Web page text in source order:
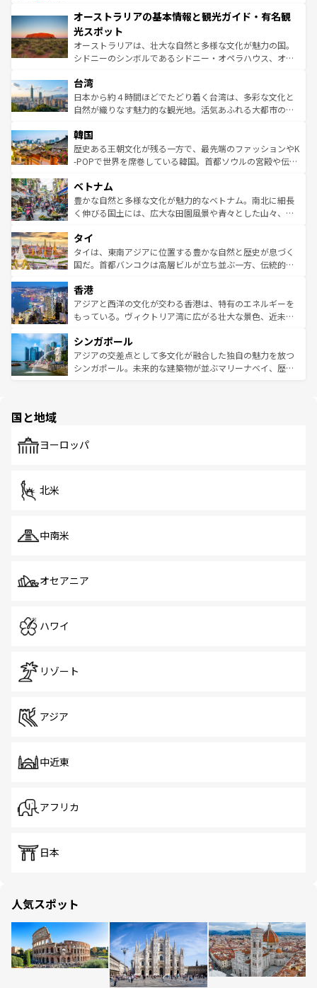
部のニューオーリンズでは、音楽と美食が融合した独特の
文化が魅力。旅行者はアメリカの各地域で異なる魅力を楽
しみながら、その多様性と豊かな歴史を感じることができ
るだろう。車でのロードトリップや列車の旅も、アメリカ
情報は
ワイ島は見逃せない。また、定番の観光地といえばオアフ
島だが、静かな自然を求めるならマウイ島やカウアイ島が
おすすめ。エメラルドグリーンに輝く海をはじめ、豊かな
文化や歴史が息づいている。「アロハスピリット」と呼ば
人々、おいしいローカルフードやハワイアンミュージッ
ク、伝統的なフラダンスなど、すべてがハワイの魅力を彩
っている。訪れるたびに新しい発見と感動が待っているハ
はコンテンツ一覧
オーストラリアの基本情報と観光ガイド・有名観
光スポット
オーストラリアは、壮大な自然と多様な文化が魅力の国。
シドニーのシンボルであるシドニー・オペラハウス、オー
リアリーフや大陸中央部にそびえるウルル（エアーズロッ
ク）、タスマニアの美しい原生林やケアンズの熱帯雨林な
ど、見どころがたくさん。また、カフェやワイン、オージ
いる。アクティビティも充実しており、サーフィンやダイ
ビング、ハイキングなど、アウトドア好きにはたまらな
い。オーストラリアの多彩な魅力を存分に味わいつくそ
参照してほしい。
台湾
日本から約４時間ほどでたどり着く台湾は、多彩な文化と
自然が織りなす魅力的な観光地。活気あふれる大都市の台
ン）、静ひつな山岳地帯である台湾東部など、都市の喧騒
と山間の静けさが共存しており、訪れる人に新しい発見と
驚きをもたらしてくれる。また、奥深い台湾の食文化も魅
容にもいいと評判のスイーツなど、バラエティ豊かな料理
が味わえる。 なお、新着の台湾情報は コンテンツ一覧を参
照してほしい。
韓国
歴史ある王朝文化が残る一方で、最先端のファッションやK
-POPで世界を席巻している韓国。首都ソウルの宮殿や伝統
き、地方に足を延ばせば四季折々の自然美を楽しむことが
できる。そして、キムチや焼肉、絶品のストリートフード
まで、さまざまな韓国料理が待っている。夜には、韓国な
リティに包まれながら、韓国の多彩な魅力を心ゆくまで味
わってみてほしい。 なお、新着の韓国情報はコンテンツ一
覧を参照してほしい。
ベトナム
豊かな自然と多様な文化が魅力的なベトナム。南北に細長
く伸びる国土には、広大な田園風景や青々とした山々、世
急速な発展と共に伝統が息づく。ハノイの古い町並みやホ
ーチミン市のフランス統治時代の建物も、独特の雰囲気を
醸し出している。また、バラエティの豊かさとおいしさで
とつ。フォーやバインミー、ベトナムコーヒーなどは、ぜ
ひ現地で味わいたい。どの地域を訪れてもあたたかい人々
が旅行者を迎えてくれるので、きっと忘れられない旅にな
参照してほしい。
タイ
タイは、東南アジアに位置する豊かな自然と歴史が息づく
国だ。首都バンコクは高層ビルが立ち並ぶ一方、伝統的な
の活気が交差している。北部ではチェンマイなどの山岳地
帯で自然と触れ合い、南部ではプーケットやクラビの美し
いビーチでリゾート気分を楽しむことができる。タイ料理
激する。気候は一年中温暖で、どの季節にも異なる楽しみ
が待っている。親しみやすいタイの人々、仏教を中心とし
た文化、そして多様な観光資源が、訪れる旅人を魅了し続
香港
アジアと西洋の文化が交わる香港は、特有のエネルギーを
もっている。ヴィクトリア湾に広がる壮大な景色、近未来
み、どこを訪れても感動するはず。観光スポットが密集し
ており、効率よく見どころを回れるのも魅力。息をのむよ
うな絶景から文化的な体験まで、香港を存分に楽しみ尽く
シンガポール
アジアの交差点として多文化が融合した独自の魅力を放つ
シンガポール。未来的な建築物が並ぶマリーナベイ、歴史
で、ホーカーズは地元の風情を楽しめる外せないスポット
国と地域
ヨーロッパ
北米
中南米
オセアニア
ハワイ
リゾート
アジア
中近東
アフリカ
日本
人気スポット